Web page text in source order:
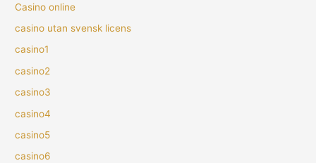
Casino online
casino utan svensk licens
casino1
casino2
casino3
casino4
casino5
casino6